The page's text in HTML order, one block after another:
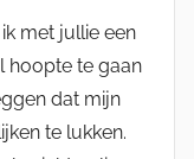
met jullie een
hoopte te gaan
dat mijn
te lukken.